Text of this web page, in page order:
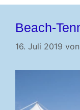
Beach-
16. Juli 2019 von